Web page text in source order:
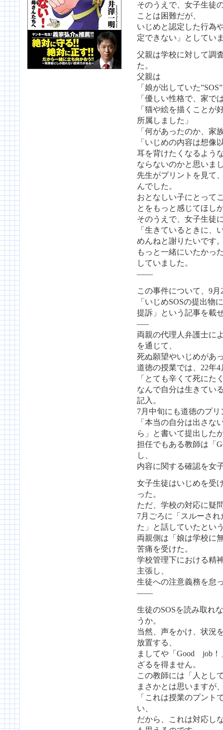
そのうえで、女子生徒
ことは困難だが、
いじめと認定した行為
定できない」としてい
父親は学校に対して調
た。
父親は
「娘が出していた
「優しい性格で、家で
「猫や絵を描くことが
所属しました」
「何があったのか、家
「いじめの内容は想像
耳を背けたくなるよう
ならないのかと思いま
先生がプリントを見て
んでした。
おとなしい子にとって
とをもっと感じてほし
そのうえで、女子生徒
「生きているときに、
めんねと謝りたいです
もっと一緒にいたかっ
していました。
——
この事件について、9
「いじめSOSの提出
提訴」という記事を載
—–
両親の代理人弁護士に
を通じて、
死ぬ願望やいじめがあ
道徳の授業では、22年4
「とても辛くて死にた
なんで自分は生きてい
記入。
7月中旬にも道徳のプリ
「本当の自分は出さな
ら」と書いて提出した
担任でもある教師は「
し、
内容に関する確認を女
女子生徒はいじめを受
った。
ただ、学校の対応に疑
7月ごろに「スルーさ
た」と話していたとい
両親側は「娘は学校に
苦痛を受けた。
学校管理下における精
主張し、
生徒への注意義務を怠
——
生徒のSOSを読み取れ
うか。
当然、声をかけ、状況
放置する、
ましてや「Good job！
ざるを得ません。
この教師には「人とし
まさかとは思いますが
「これは授業のプント
い、
だから、これは対応し